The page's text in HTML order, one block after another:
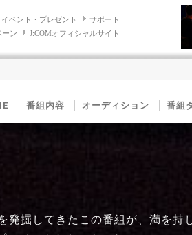
イベント・プレゼント
サポート
ーン J:COMオフィシャルサイト
番組内容 オーディション 番組
発掘してきたこの番組が、満を持